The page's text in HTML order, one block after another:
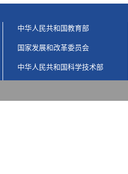
中华人民共和国教育部
国家发展和改革委员会
中华人民共和国科学技术部